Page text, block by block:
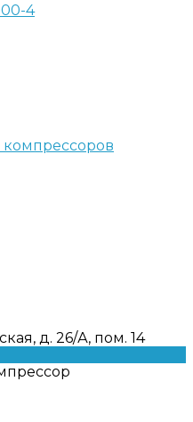
4
д. 26/А, пом. 14